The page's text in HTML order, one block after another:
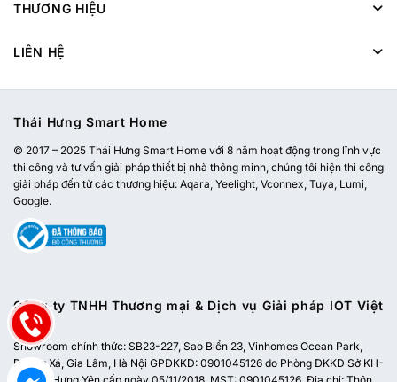
THƯƠNG HIỆU
LIÊN HỆ
Thái Hưng Smart Home
© 2017 – 2025 Thái Hưng Smart Home với 8 năm hoạt động trong lĩnh vực
thi công và tư vấn giải pháp thiết bị nhà thông minh, chúng tôi hiện thi công
giải pháp đến từ các thương hiệu: Aqara, Yeelight, Vconnex, Tuya, Lumi,
Google.
Công ty TNHH Thương mại & Dịch vụ Giải pháp IOT Việt
Nam
Showroom chính thức: SB23-227, Sao Biển 23, Vinhomes Ocean Park,
Dương Xá, Gia Lâm, Hà Nội GPĐKKD: 0901045126 do Phòng ĐKKD Sở KH-